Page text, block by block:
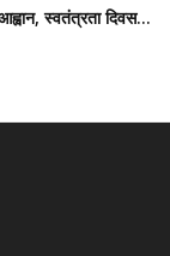
स्वतंत्रता दिवस...